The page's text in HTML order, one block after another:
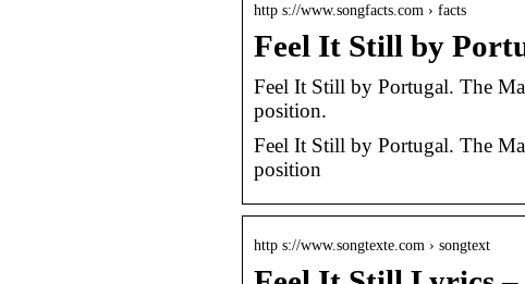
http s://www.songfacts.com › facts
Feel It Still by
Feel It Still by Portugal. The
position.
Feel It Still by Portugal. The
position
http s://www.songtexte.com › songtext